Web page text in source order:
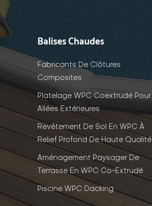
Balises Chaudes
Fabricants De Clôtures
Composites
Platelage WPC Coextrudé Pour
Allées Extérieures
Revêtement De Sol En WPC À
Relief Profond De Haute Qualité
Aménagement Paysager De
Terrasse En WPC Co-Extrudé
Piscine WPC Dacking